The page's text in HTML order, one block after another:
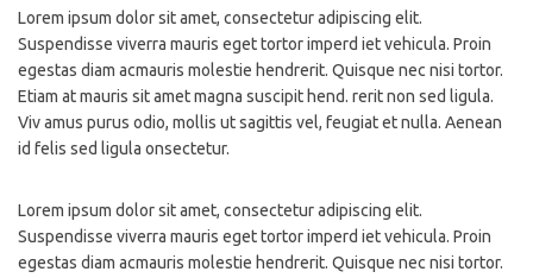
Lorem ipsum dolor sit amet, consectetur adipiscing elit.
Suspendisse viverra mauris eget tortor imperd iet vehicula. Proin
egestas diam acmauris molestie hendrerit. Quisque nec nisi tortor.
Etiam at mauris sit amet magna suscipit hend. rerit non sed ligula.
Viv amus purus odio, mollis ut sagittis vel, feugiat et nulla. Aenean
id felis sed ligula onsectetur.
Lorem ipsum dolor sit amet, consectetur adipiscing elit.
Suspendisse viverra mauris eget tortor imperd iet vehicula. Proin
egestas diam acmauris molestie hendrerit. Quisque nec nisi tortor.